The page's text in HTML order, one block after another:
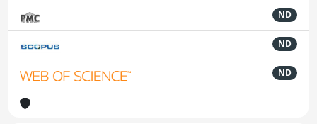
ND
ND
ND